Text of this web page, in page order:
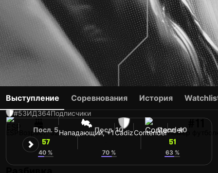
SUSO
#53ИД364Подписчики
Возраст: 32Нападающий, +1CádizContenderНомер
Выступление Соревнования История
Посл. 5
57
40 %
Посл. 10
70 %
Посл. 40
51
63 %